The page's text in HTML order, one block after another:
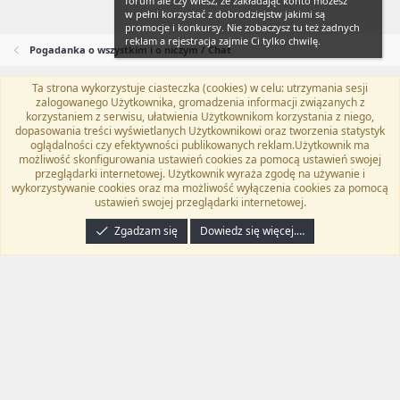
Pogadanka o wszystkim i o niczym / Chat
Flat Awesome + (Parent DO NOT EDIT)
Polski (PL)
Kontakt
Regulamin Polityka prywatności Pomoc
TwitterKontakt
RSS
Community platform by XenForo® © 2010-2024 XenForo Ltd.
programyzadarmo.net.pl . | Xenforo Add-ons
Email Check by MPM.PM
w pełni korzystać z dobrodziejstw jakimi są
promocje i konkursy. Nie zobaczysz tu też żadnych
reklam a rejestracja zajmie Ci tylko chwilę.
Ta strona wykorzystuje ciasteczka (cookies) w celu: utrzymania sesji
zalogowanego Użytkownika, gromadzenia informacji związanych z
korzystaniem z serwisu, ułatwienia Użytkownikom korzystania z niego,
dopasowania treści wyświetlanych Użytkownikowi oraz tworzenia statystyk
oglądalności czy efektywności publikowanych reklam.Użytkownik ma
możliwość skonfigurowania ustawień cookies za pomocą ustawień swojej
przeglądarki internetowej. Użytkownik wyraża zgodę na używanie i
wykorzystywanie cookies oraz ma możliwość wyłączenia cookies za pomocą
ustawień swojej przeglądarki internetowej.
Zgadzam się
Dowiedz się więcej.…